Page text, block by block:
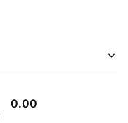
0.00